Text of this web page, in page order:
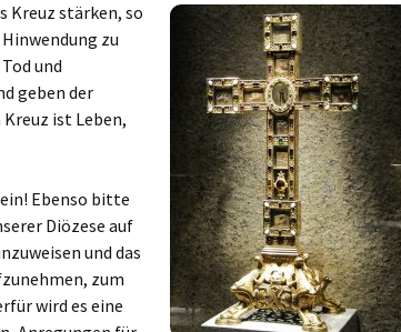
Förderverein Caritas (ext.
Link)
Kirchenzeitung Limburg
Jugendkirche Jona (ext.
Stadtsynodalrat
Wir sind Kirche (ext. Link)
Vereinsring Griesheim
Unser Josefshaus
Haus im Haus
(St.Hedwig)
Kirchenfenster in Mariä
Himmelfahrt
Aus dem Archiv
–
Kreuz stärken, so
zu
und
geben der
ist Leben,
Ebenso bitte
Diözese auf
und das
zum
wird es eine